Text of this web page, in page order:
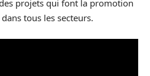
projets qui font la promotion
tous les secteurs.